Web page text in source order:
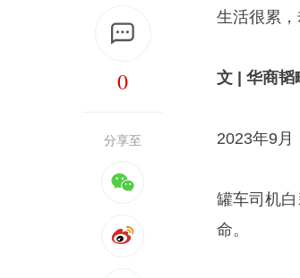
0
分享至
生活很累，
文 | 华商韬
2023年9月
罐车司机
命。